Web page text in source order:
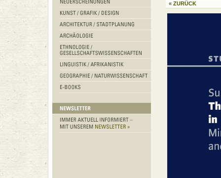
« ZURÜCK